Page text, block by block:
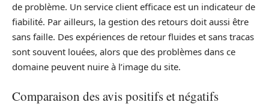
de problème. Un service client efficace est un indicateur de
fiabilité. Par ailleurs, la gestion des retours doit aussi être
sans faille. Des expériences de retour fluides et sans tracas
sont souvent louées, alors que des problèmes dans ce
domaine peuvent nuire à l’image du site.
Comparaison des avis positifs et négatifs